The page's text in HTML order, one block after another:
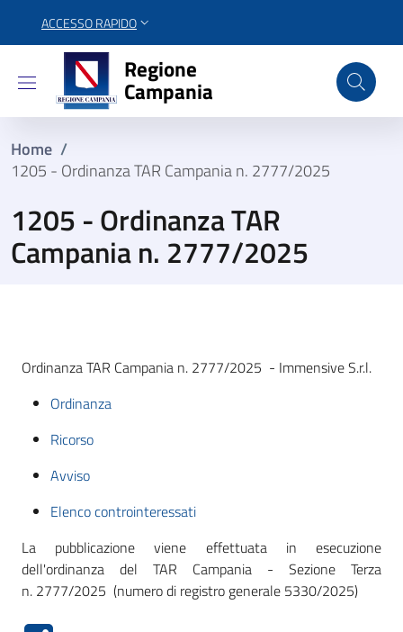
ACCESSO RAPIDO
Regione Campania
Regione
Campania
Home /
1205 - Ordinanza TAR Campania n. 2777/2025
1205 - Ordinanza TAR
Campania n. 2777/2025
Ordinanza TAR Campania n. 2777/2025 - Immensive S.r.l.
Ordinanza
Ricorso
Avviso
Elenco controinteressati
La pubblicazione viene effettuata in esecuzione
dell'ordinanza del TAR Campania - Sezione Terza
n. 2777/2025 (numero di registro generale 5330/2025)